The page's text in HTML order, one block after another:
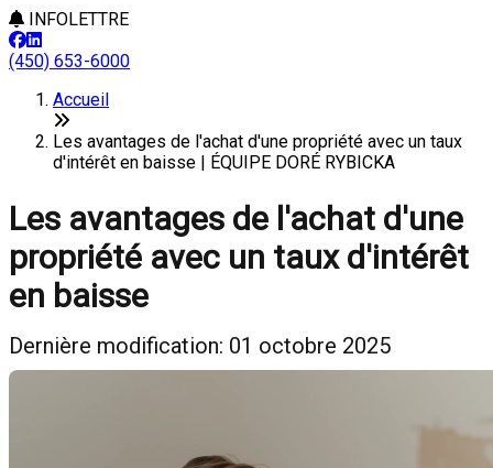
INFOLETTRE
(450) 653-6000
Accueil
Les avantages de l'achat d'une propriété avec un taux
d'intérêt en baisse | ÉQUIPE DORÉ RYBICKA
Les avantages de l'achat d'une
propriété avec un taux d'intérêt
en baisse
Dernière modification: 01 octobre 2025